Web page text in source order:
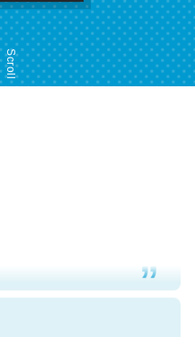
Scroll
なんだろうなと凄く思
もお勧め。自分はこの流
Covid hit. Shit.
ラーズ・ヌートバー